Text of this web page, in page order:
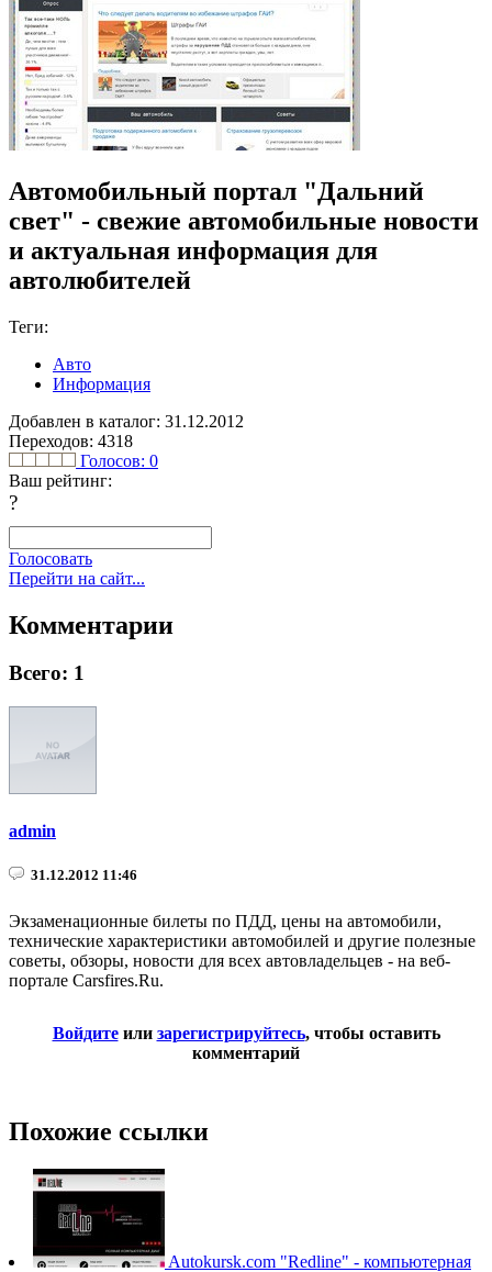
Автомобильный портал "Дальний
свет" - свежие автомобильные новости
и актуальная информация для
автолюбителей
Теги:
Авто
Информация
Добавлен в каталог: 31.12.2012
Переходов: 4318
Голосов: 0
Ваш рейтинг:
?
Голосовать
Перейти на сайт...
Комментарии
Всего: 1
admin
31.12.2012 11:46
Экзаменационные билеты по ПДД, цены на автомобили,
технические характеристики автомобилей и другие полезные
советы, обзоры, новости для всех автовладельцев - на веб-
портале Carsfires.Ru.
Войдитеили зарегистрируйтесь, чтобы оставить
комментарий
Похожие ссылки
Autokursk.com "Redline" - компьютерная